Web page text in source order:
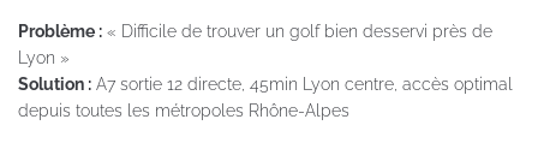
Problème : « Difficile de trouver un golf bien desservi près de
Lyon »
Solution : A7 sortie 12 directe, 45min Lyon centre, accès optimal
depuis toutes les métropoles Rhône-Alpes